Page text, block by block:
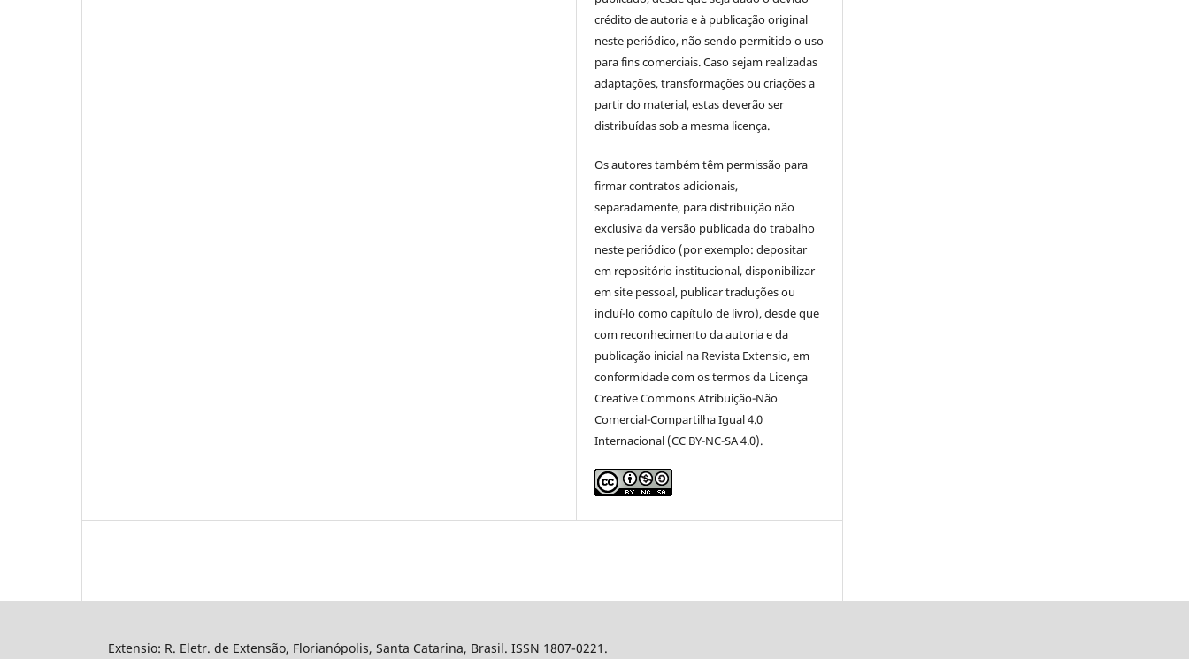
crédito de autoria e à publicação original
neste periódico, não sendo permitido o uso
para fins comerciais. Caso sejam realizadas
adaptações, transformações ou criações a
partir do material, estas deverão ser
distribuídas sob a mesma licença.
Os autores também têm permissão para
firmar contratos adicionais,
separadamente, para distribuição não
exclusiva da versão publicada do trabalho
neste periódico (por exemplo: depositar
em repositório institucional, disponibilizar
em site pessoal, publicar traduções ou
incluí-lo como capítulo de livro), desde que
com reconhecimento da autoria e da
publicação inicial na Revista Extensio, em
conformidade com os termos da Licença
Creative Commons Atribuição-Não
Comercial-Compartilha Igual 4.0
Internacional (CC BY-NC-SA 4.0).
Extensio: R. Eletr. de Extensão, Florianópolis, Santa Catarina, Brasil. ISSN 1807-0221.